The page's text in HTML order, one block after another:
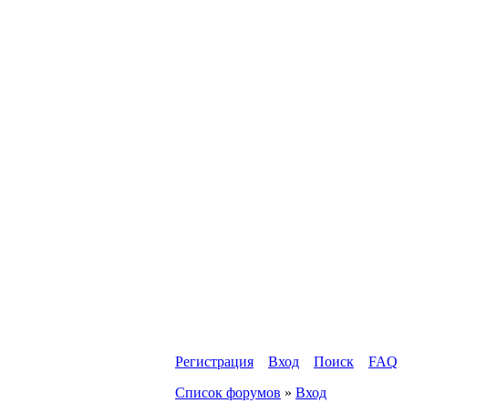
Регистрация Вход Поиск
FAQ
Список форумов » Вход